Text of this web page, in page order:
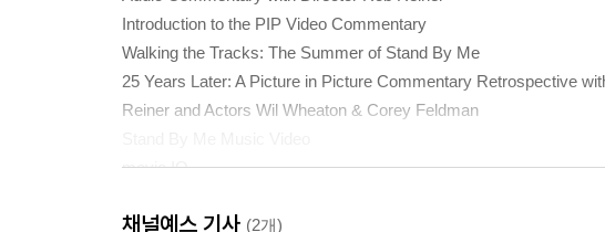
Introduction to the PIP Video Commentary
Walking the Tracks: The Summer of Stand By Me
25 Years Later: A Picture in Picture Commentary Retrospective
Reiner and Actors Wil Wheaton & Corey Feldman
movie IQ
채널예스 기사 (2개)